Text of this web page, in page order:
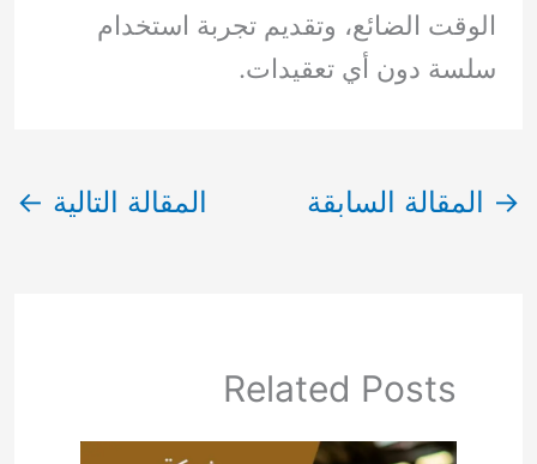
الوقت الضائع، وتقديم تجربة استخدام
سلسة دون أي تعقيدات.
→ المقالة السابقة المقالة التالية ←
Related Posts